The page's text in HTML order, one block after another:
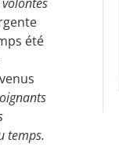
été
temps.